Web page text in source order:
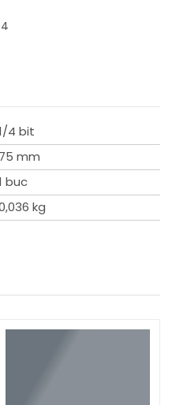
4 bit
75 mm
buc
kg